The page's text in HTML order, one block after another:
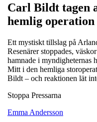
Carl Bildt tagen
hemlig operation
Ett mystiskt tillslag på
Resenärer stoppades,
hamnade i myndigheternas
Mitt i den hemliga
Bildt – och reaktionen lät
Stoppa Pressarna
Emma Andersson